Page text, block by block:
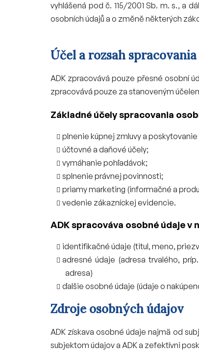
vyhlášená pod č. 115/2001 Sb. m. s., a
osobních údajů a o změně některých
Účel a rozsah
ADK zpracovává pouze přesné osobní
zpracovává pouze za stanoveným
Základné účely spracovania
plnenie kúpnej zmluvy a poskytovanie
účtovné a daňové účely;
vymáhanie pohľadávok;
splnenie právnej povinnosti;
priamy marketing (informačné a
vedenie zákazníckej evidencie.
ADK spracováva osobné údaje v
identifikačné údaje (titul, meno,
adresné údaje (adresa trvalého,
adresa)
ďalšie osobné údaje (údaje o
Zdroje osobných údajov
ADK získava osobné údaje najmä od
subjektom údajov a ADK a zefektívni